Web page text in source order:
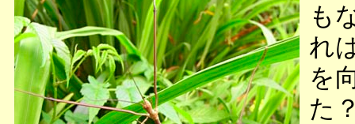
も
れ
を
た